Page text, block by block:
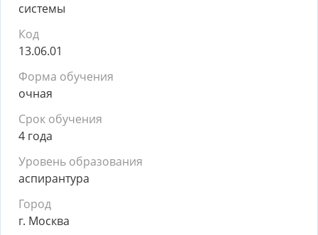
системы
Код
13.06.01
Форма обучения
очная
Срок обучения
4 года
Уровень образования
аспирантура
Город
г. Москва